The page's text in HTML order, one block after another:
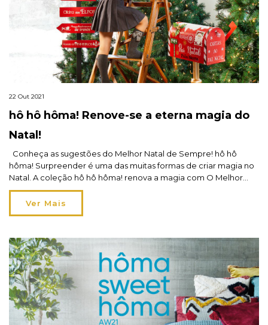
22 Out 2021
hô hô hôma! Renove-se a eterna magia do
Natal!
Conheça as sugestões do Melhor Natal de Sempre! hô hô
hôma! Surpreender é uma das muitas formas de criar magia no
Natal. A coleção hô hô hôma! renova a magia com O Melhor
Natal de Sempre a acontecer com doses generosas de
encanto, muitas novidades, porções q.b. de tradição e
criatividade sem limites. E […]
Ver Mais